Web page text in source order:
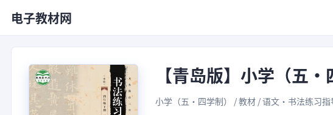
电子教材网
【青岛版】小学（五
小学（五•四学制） / 教材 / 语文·书法练习指